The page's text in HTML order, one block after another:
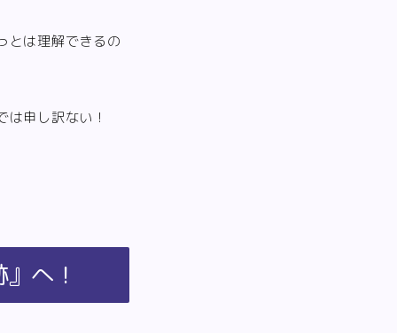
とは理解できるの
申し訳ない！
へ！